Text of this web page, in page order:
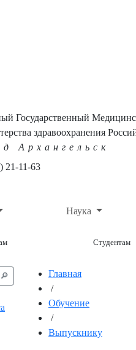
Государственный
здравоохранения
Архангельск
21-11-63
Наука
Студентам
🔎︎
Главная
/
Обучение
/
Выпускнику